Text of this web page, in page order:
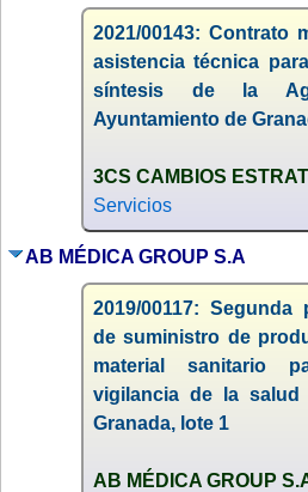
2021/00143: Contrato
asistencia técnica
síntesis de la
Ayuntamiento de
3CS CAMBIOS
Servicios
AB MÉDICA GROUP S.A
2019/00117:
de suministro de
material sanitario
vigilancia de la salud
Granada, lote 1
AB MÉDICA GROUP